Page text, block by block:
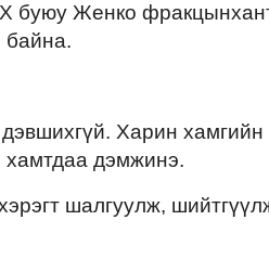
буюу Женко
байна.
Харин
хамтдаа дэмжинэ.
шалгуулж,